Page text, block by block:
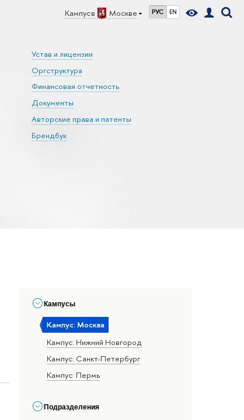
Кампус в Москве РУС EN
Устав и лицензии
Оргструктура
Финансовая отчетность
Документы
Авторские права и патенты
Брендбук
Кампусы
Кампус: Москва
Кампус: Нижний Новгород
Кампус: Санкт-Петербург
Кампус: Пермь
Подразделения